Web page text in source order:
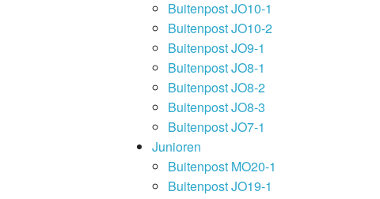
Buitenpost JO10-1
Buitenpost JO10-2
Buitenpost JO9-1
Buitenpost JO8-1
Buitenpost JO8-2
Buitenpost JO8-3
Buitenpost JO7-1
Junioren
Buitenpost MO20-1
Buitenpost JO19-1